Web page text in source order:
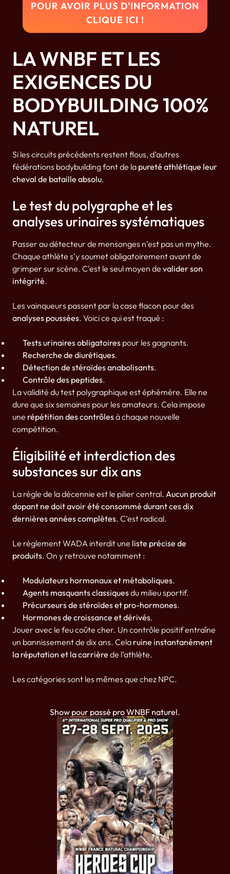
POUR AVOIR PLUS D'INFORMATION
CLIQUE ICI !
LA WNBF ET LES
EXIGENCES DU
BODYBUILDING 100%
NATUREL
Si les circuits précédents restent flous, d’autres
fédérations bodybuilding font de la pureté athlétique leur
cheval de bataille absolu.
Le test du polygraphe et les
analyses urinaires systématiques
Passer au détecteur de mensonges n’est pas un mythe.
Chaque athlète s’y soumet obligatoirement avant de
grimper sur scène. C’est le seul moyen de valider son
intégrité.
Les vainqueurs passent par la case flacon pour des
analyses poussées. Voici ce qui est traqué :
Tests urinaires obligatoires pour les gagnants.
Recherche de diurétiques.
Détection de stéroïdes anabolisants.
Contrôle des peptides.
La validité du test polygraphique est éphémère. Elle ne
dure que six semaines pour les amateurs. Cela impose
une répétition des contrôlesà chaque nouvelle
compétition.
Éligibilité et interdiction des
substances sur dix ans
La règle de la décennie est le pilier central. Aucun produit
dopant ne doit avoir été consommé durant ces dix
dernières années complètes. C’est radical.
Le règlement WADA interdit une liste précise de
produits. On y retrouve notamment :
Modulateurs hormonaux et métaboliques.
Agents masquants classiquesdu milieu sportif.
Précurseurs de stéroïdes et pro-hormones.
Hormones de croissance et dérivés.
Jouer avec le feu coûte cher. Un contrôle positif entraîne
un bannissement de dix ans. Cela ruine instantanément
la réputation et la carrière de l’athlète.
Les catégories sont les mêmes que chez NPC.
Show pour passé pro WNBF naturel.